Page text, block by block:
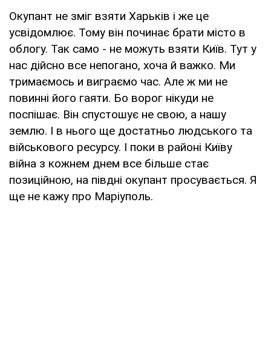
Окупант не зміг взяти Харьків і же це
усвідомлює. Тому він починає брати місто в
облогу. Так само - не можуть взяти Київ. Тут у
нас дійсно все непогано, хоча й важко. Ми
тримаємось и виграємо час. Але ж ми не
повинні його гаяти. Бо ворог нікуди не
поспішає. Він спустошує не свою, а нашу
землю. І в нього ще достатньо людського та
військового ресурсу. І поки в районі Київу
війна з кожнем днем все більше стає
позиційною, на півдні окупант просувається. Я
ще не кажу про Маріуполь.